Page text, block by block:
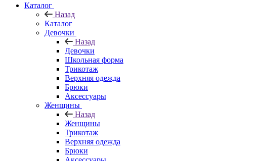
Каталог
Назад
Каталог
Девочки
Назад
Девочки
Школьная форма
Трикотаж
Верхняя одежда
Брюки
Аксессуары
Женщины
Назад
Женщины
Трикотаж
Верхняя одежда
Брюки